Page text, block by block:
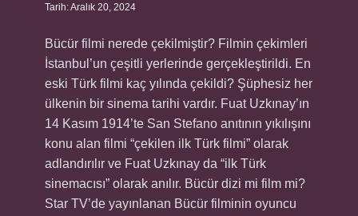
Tarih: Aralık 20, 2024
Bücür filmi nerede çekilmiştir? Filmin çekimleri
İstanbul’un çeşitli yerlerinde gerçekleştirildi. En
eski Türk filmi kaç yılında çekildi? Şüphesiz her
ülkenin bir sinema tarihi vardır. Fuat Uzkınay’ın
14 Kasım 1914’te San Stefano anıtının yıkılışını
konu alan filmi “çekilen ilk Türk filmi” olarak
adlandırılır ve Fuat Uzkınay da “ilk Türk
sinemacısı” olarak anılır. Bücür dizi mi film mi?
Star TV’de yayınlanan Bücür filminin oyuncu